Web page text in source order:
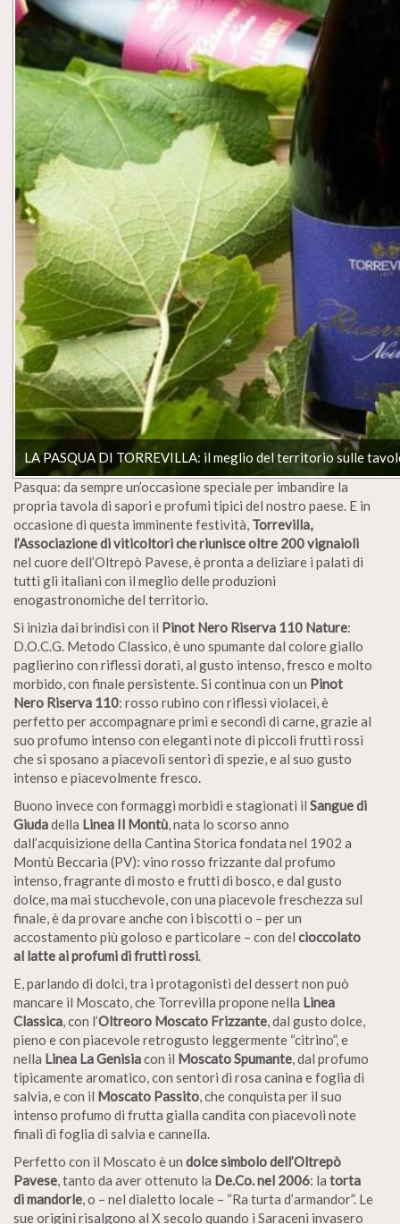
LA PASQUA DI TORREVILLA: il meglio del territorio sulle
Pasqua: da sempre un’occasione speciale per imbandire la
propria tavola di sapori e profumi tipici del nostro paese. E in
occasione di questa imminente festività, Torrevilla,
l’Associazione di viticoltori che riunisce oltre 200 vignaioli
nel cuore dell’Oltrepò Pavese, è pronta a deliziare i palati di
tutti gli italiani con il meglio delle produzioni
enogastronomiche del territorio.
Si inizia dai brindisi con il Pinot Nero Riserva 110 Nature:
D.O.C.G. Metodo Classico, è uno spumante dal colore giallo
paglierino con riflessi dorati, al gusto intenso, fresco e molto
morbido, con finale persistente. Si continua con un Pinot
Nero Riserva 110: rosso rubino con riflessi violacei, è
perfetto per accompagnare primi e secondi di carne, grazie al
suo profumo intenso con eleganti note di piccoli frutti rossi
che si sposano a piacevoli sentori di spezie, e al suo gusto
intenso e piacevolmente fresco.
Buono invece con formaggi morbidi e stagionati il Sangue di
Giudadella Linea Il Montù, nata lo scorso anno
dall’acquisizione della Cantina Storica fondata nel 1902 a
Montù Beccaria (PV): vino rosso frizzante dal profumo
intenso, fragrante di mosto e frutti di bosco, e dal gusto
dolce, ma mai stucchevole, con una piacevole freschezza sul
finale, è da provare anche con i biscotti o – per un
accostamento più goloso e particolare – con del cioccolato
al latte ai profumi di frutti rossi.
E, parlando di dolci, tra i protagonisti del dessert non può
mancare il Moscato, che Torrevilla propone nella Linea
Classica, con l’Oltreoro Moscato Frizzante, dal gusto dolce,
pieno e con piacevole retrogusto leggermente “citrino”, e
nella Linea La Genisiacon il Moscato Spumante, dal profumo
tipicamente aromatico, con sentori di rosa canina e foglia di
salvia, e con il Moscato Passito, che conquista per il suo
intenso profumo di frutta gialla candita con piacevoli note
finali di foglia di salvia e cannella.
Perfetto con il Moscato è un dolce simbolo dell’Oltrepò
Pavese, tanto da aver ottenuto la De.Co. nel 2006: la torta
di mandorle, o – nel dialetto locale – “Ra turta d’armandor”. Le
sue origini risalgono al X secolo quando i Saraceni invasero